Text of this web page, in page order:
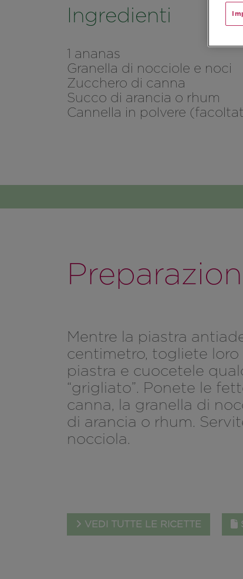
Ingredienti
1 ananas
Granella di nocciole e noci
Zucchero di canna
Succo di arancia o rhum
Cannella in polvere
Mentre la piastra
centimetro, togliete
piastra e cuocetele
“grigliato”. Ponete le
canna, la granella di
di arancia o rhum.
nocciola.
VEDI TUTTE LE RICETTE